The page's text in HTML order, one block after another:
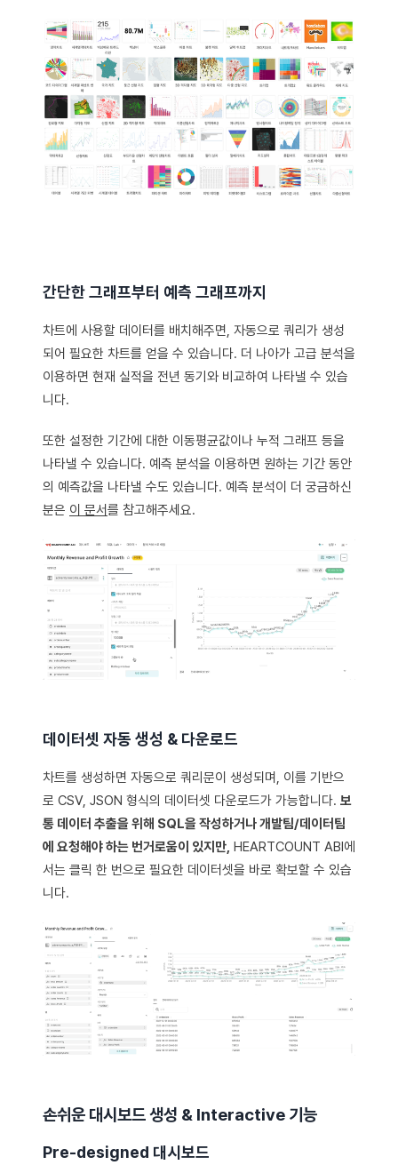
간단한 그래프부터 예측 그래프까지
차트에 사용할 데이터를 배치해주면, 자동으로 쿼리가 생성
되어 필요한 차트를 얻을 수 있습니다. 더 나아가 고급 분석을
이용하면 현재 실적을 전년 동기와 비교하여 나타낼 수 있습
니다.
또한 설정한 기간에 대한 이동평균값이나 누적 그래프 등을
나타낼 수 있습니다. 예측 분석을 이용하면 원하는 기간 동안
의 예측값을 나타낼 수도 있습니다. 예측 분석이 더 궁금하신
분은 이 문서를 참고해주세요.
데이터셋 자동 생성 & 다운로드
차트를 생성하면 자동으로 쿼리문이 생성되며, 이를 기반으
로 CSV, JSON 형식의 데이터셋 다운로드가 가능합니다. 보
통 데이터 추출을 위해 SQL을 작성하거나 개발팀/데이터팀
에 요청해야 하는 번거로움이 있지만, HEARTCOUNT ABI에
서는 클릭 한 번으로 필요한 데이터셋을 바로 확보할 수 있습
니다.
손쉬운 대시보드 생성 & Interactive 기능
Pre-designed 대시보드